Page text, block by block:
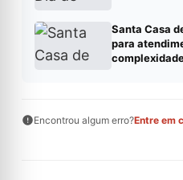
Santa Casa
para
Encontrou algum erro?Entre em